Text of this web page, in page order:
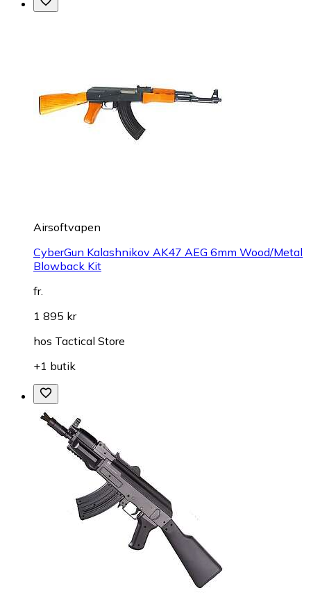
Airsoftvapen
CyberGun Kalashnikov AK47 AEG 6mm Wood/Metal
Blowback Kit
fr.
1 895 kr
hos Tactical Store
+1 butik